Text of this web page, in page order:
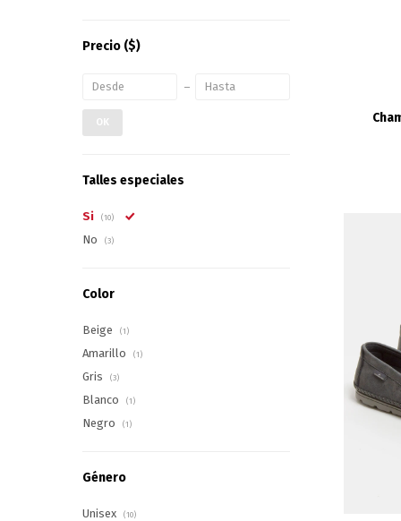
Precio ($)
OK
Talles especiales
Si (10)
No (3)
Color
Beige (1)
Amarillo (1)
Gris (3)
Blanco (1)
Negro (1)
Género
Unisex (10)